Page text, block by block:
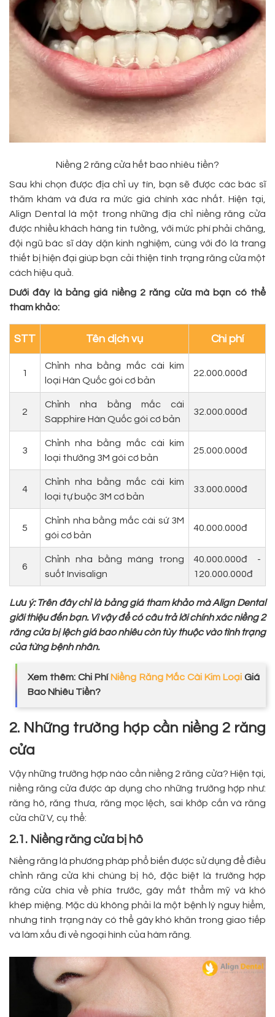
Niềng 2 răng cửa hết bao nhiêu tiền?
Sau khi chọn được địa chỉ uy tín, bạn sẽ được các bác sĩ
thăm khám và đưa ra mức giá chính xác nhất. Hiện tại,
Align Dental là một trong những địa chỉ niềng răng cửa
được nhiều khách hàng tin tưởng, với mức phí phải chăng,
đội ngũ bác sĩ dày dặn kinh nghiệm, cùng với đó là trang
thiết bị hiện đại giúp bạn cải thiện tình trạng răng cửa một
cách hiệu quả.
Dưới đây là bảng giá niềng 2 răng cửa mà bạn có thể
tham khảo:
STT Tên dịch vụ Chi phí
1
Chỉnh nha bằng mắc cài kim
loại Hàn Quốc gói cơ bản
22.000.000đ
2
Chỉnh nha bằng mắc cài
Sapphire Hàn Quốc gói cơ bản
32.000.000đ
3
Chỉnh nha bằng mắc cài kim
loại thường 3M gói cơ bản
25.000.000đ
4
Chỉnh nha bằng mắc cài kim
loại tự buộc 3M cơ bản
33.000.000đ
5
Chỉnh nha bằng mắc cài sứ 3M
gói cơ bản
40.000.000đ
6
Chỉnh nha bằng máng trong
suốt Invisalign
40.000.000đ -
120.000.000đ
Lưu ý: Trên đây chỉ là bảng giá tham khảo mà Align Dental
giới thiệu đến bạn. Vì vậy để có câu trả lời chính xác niềng 2
răng cửa bị lệch giá bao nhiêu còntùy thuộc vào tình trạng
của từng bệnh nhân.
Xem thêm: Chi PhíNiềng Răng Mắc Cài Kim LoạiGiá
Bao Nhiêu Tiền?
2. Những trường hợp cần niềng 2 răng
cửa
Vậy những trường hợp nào cần niềng 2 răng cửa? Hiện tại,
niềng răng cửa được áp dụng cho những trường hợp như:
răng hô, răng thưa, răng mọc lệch, sai khớp cắn và răng
cửa chữ V, cụ thể:
2.1. Niềng răng cửa bị hô
Niềng răng là phương pháp phổ biến được sử dụng để điều
chỉnh răng cửa khi chúng bị hô, đặc biệt là trường hợp
răng cửa chìa về phía trước, gây mất thẩm mỹ và khó
khép miệng. Mặc dù không phải là một bệnh lý nguy hiểm,
nhưng tình trạng này có thể gây khó khăn trong giao tiếp
và làm xấu đi vẻ ngoại hình của hàm răng.